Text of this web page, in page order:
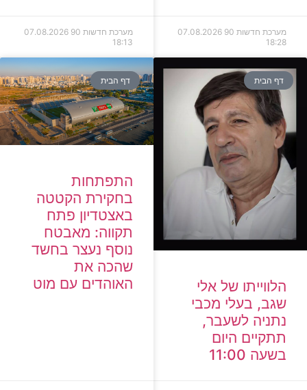
מערכת חדשות 90
07.08.2026
18:28
מערכת חדשות 90
07.08.2026
18:13
דף הבית
הלווייתו של אלי
שגב, בעלי מכבי
נתניה לשעבר,
תתקיים היום
בשעה 11:00
דף הבית
התפתחות
בחקירת הקטטה
באצטדיון פתח
תקווה: מאבטח
נוסף נעצר בחשד
שהכה את
האוהדים עם מוט